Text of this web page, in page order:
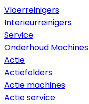
Vloerreinigers
Interieurreinigers
Service
Onderhoud Machines
Actie
Actiefolders
Actie machines
Actie service